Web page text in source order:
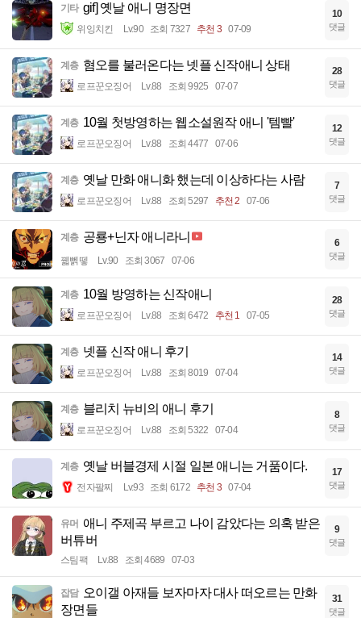
기타 gif] 옛날 애니 명장면
위잉치킨 Lv.90 조회 7327 추천 3 07-09
10
댓글
계층 혐오를 불러온다는 넷플 신작애니 상태
로프꾼오징어 Lv.88 조회 9925 07-07
28
댓글
계층 10월 첫방영하는 웹소설원작 애니 '템빨'
로프꾼오징어 Lv.88 조회 4477 07-06
12
댓글
계층 옛날 만화 애니화 했는데 이상하다는 사람
로프꾼오징어 Lv.88 조회 5297 추천 2 07-06
7
댓글
계층 공룡+닌자 애니라니
꿻뻵뗗 Lv.90 조회 3067 07-06
6
댓글
계층 10월 방영하는 신작애니
로프꾼오징어 Lv.88 조회 6472 추천 1 07-05
28
댓글
계층 넷플 신작 애니 후기
로프꾼오징어 Lv.88 조회 8019 07-04
14
댓글
계층 블리치 뉴비의 애니 후기
로프꾼오징어 Lv.88 조회 5322 07-04
8
댓글
계층 옛날 버블경제 시절 일본 애니는 거품이다.
전자팔찌 Lv.93 조회 6172 추천 3 07-04
17
댓글
유머 애니 주제곡 부르고 나이 감았다는 의혹 받은
버튜버
스팀팩 Lv.88 조회 4689 07-03
9
댓글
잡담 오이갤 아재들 보자마자 대사 떠오르는 만화
장면들
31
댓글